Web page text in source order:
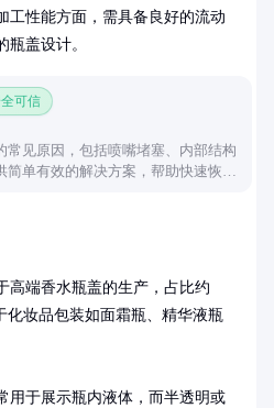
工性能方面，需具备良好的流动
瓶盖设计。
可信
常见原因，包括喷嘴堵塞、内部结构
简单有效的解决方案，帮助快速恢复
高端香水瓶盖的生产，占比约
化妆品包装如面霜瓶、精华液瓶
用于展示瓶内液体，而半透明或